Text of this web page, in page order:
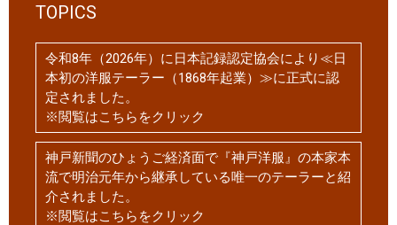
TOPICS
令和8年（2026年）に日本記録認定協会により≪日
本初の洋服テーラー（1868年起業）≫に正式に認
定されました。
※閲覧はこちらをクリック
神戸新聞のひょうご経済面で『神戸洋服』の本家本
流で明治元年から継承している唯一のテーラーと紹
介されました。
※閲覧はこちらをクリック